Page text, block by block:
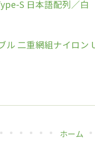
S 日本語配列／白
二重網組ナイロン
ホーム